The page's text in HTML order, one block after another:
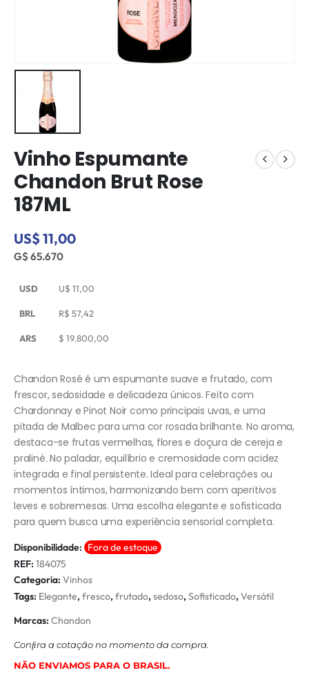
Vinho Espumante
Chandon Brut Rose
187ML
US$ 11,00
G$ 65.670
USD U$ 11,00
BRL R$ 57,42
ARS $ 19.800,00
Chandon Rosé é um espumante suave e frutado, com
frescor, sedosidade e delicadeza únicos. Feito com
Chardonnay e Pinot Noir como principais uvas, e uma
pitada de Malbec para uma cor rosada brilhante. No aroma,
destaca-se frutas vermelhas, flores e doçura de cereja e
praliné. No paladar, equilíbrio e cremosidade com acidez
integrada e final persistente. Ideal para celebrações ou
momentos íntimos, harmonizando bem com aperitivos
leves e sobremesas. Uma escolha elegante e sofisticada
para quem busca uma experiência sensorial completa.
Disponibilidade: Fora de estoque
REF: 184075
Categoria: Vinhos
Tags: Elegante,fresco,frutado,sedoso,Sofisticado,Versátil
Marcas: Chandon
Conﬁra a cotação no momento da compra.
NÃO ENVIAMOS PARA O BRASIL.